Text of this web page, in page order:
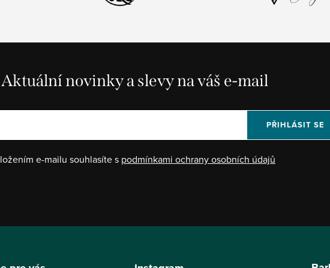
Aktuální novinky a slevy na váš e-mail
e-mailu souhlasíte s podmínkami ochrany osobních údajů
PŘIHLÁSIT SE